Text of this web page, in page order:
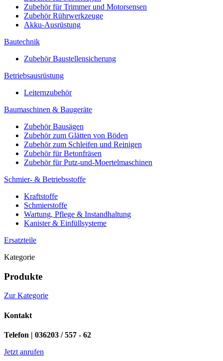
Zubehör für Trimmer und Motorsensen
Zubehör Rührwerkzeuge
Akku-Ausrüstung
Bautechnik
Zubehör Baustellensicherung
Betriebsausrüstung
Leiternzubehör
Baumaschinen & Baugeräte
Zubehör Bausägen
Zubehör zum Glätten von Böden
Zubehör zum Schleifen und Reinigen
Zubehör für Betonfräsen
Zubehör für Putz-und-Moertelmaschinen
Schmier- & Betriebsstoffe
Kraftstoffe
Schmierstoffe
Wartung, Pflege & Instandhaltung
Kanister & Einfüllsysteme
Ersatzteile
Kategorie
Produkte
Zur Kategorie
Kontakt
Telefon | 036203 / 557 - 62
Jetzt anrufen